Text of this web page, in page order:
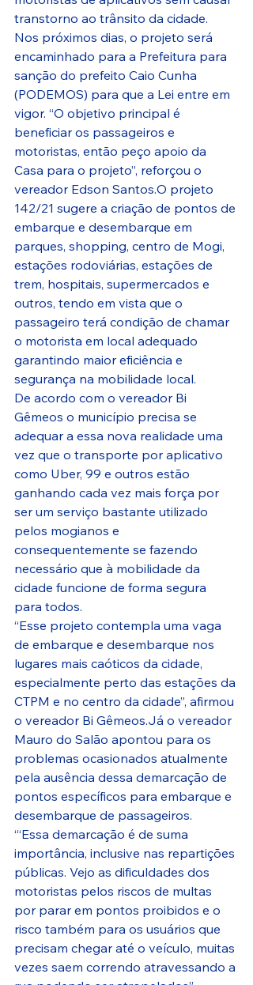
transtorno ao trânsito da cidade.
Nos próximos dias, o projeto será
encaminhado para a Prefeitura para
sanção do prefeito Caio Cunha
(PODEMOS) para que a Lei entre em
vigor. “O objetivo principal é
beneficiar os passageiros e
motoristas, então peço apoio da
Casa para o projeto”, reforçou o
vereador Edson Santos.O projeto
142/21 sugere a criação de pontos de
embarque e desembarque em
parques, shopping, centro de Mogi,
estações rodoviárias, estações de
trem, hospitais, supermercados e
outros, tendo em vista que o
passageiro terá condição de chamar
o motorista em local adequado
garantindo maior eficiência e
segurança na mobilidade local.
De acordo com o vereador Bi
Gêmeos o município precisa se
adequar a essa nova realidade uma
vez que o transporte por aplicativo
como Uber, 99 e outros estão
ganhando cada vez mais força por
ser um serviço bastante utilizado
pelos mogianos e
consequentemente se fazendo
necessário que à mobilidade da
cidade funcione de forma segura
para todos.
“Esse projeto contempla uma vaga
de embarque e desembarque nos
lugares mais caóticos da cidade,
especialmente perto das estações da
CTPM e no centro da cidade”, afirmou
o vereador Bi Gêmeos.Já o vereador
Mauro do Salão apontou para os
problemas ocasionados atualmente
pela ausência dessa demarcação de
pontos específicos para embarque e
desembarque de passageiros.
‘“Essa demarcação é de suma
importância, inclusive nas repartições
públicas. Vejo as dificuldades dos
motoristas pelos riscos de multas
por parar em pontos proibidos e o
risco também para os usuários que
precisam chegar até o veículo, muitas
vezes saem correndo atravessando a